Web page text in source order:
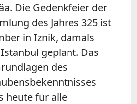
Die Gedenkfeier der
des Jahres 325 ist
in Iznik, damals
geplant. Das
des
heute für alle